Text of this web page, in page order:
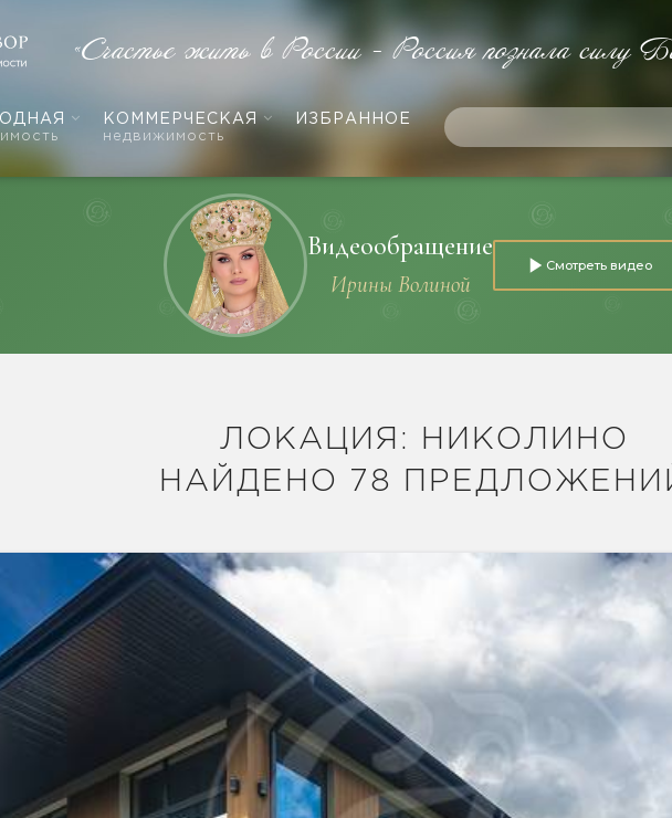
КОММЕРЧЕСКАЯ
недвижимость
ИЗБРАННОЕ
«Счастье жить в России - Россия познала силу
Видеообращение
Ирины Волиной
Смотреть видео
ЛОКАЦИЯ: НИКОЛИНО
НАЙДЕНО 78